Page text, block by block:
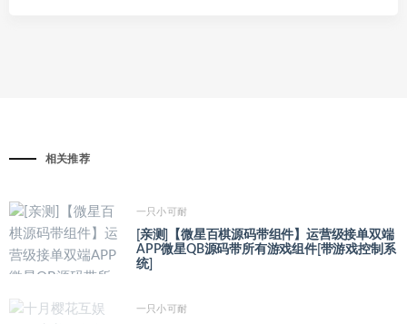
相关推荐
一只小可耐
[亲测]【微星百棋源码带组件】运营级接单双端
APP微星QB源码带所有游戏组件[带游戏控制系
统]
一只小可耐